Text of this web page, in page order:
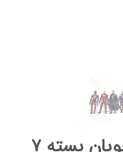
اکشن فیگور طرح انتقام جویان بسته ۷